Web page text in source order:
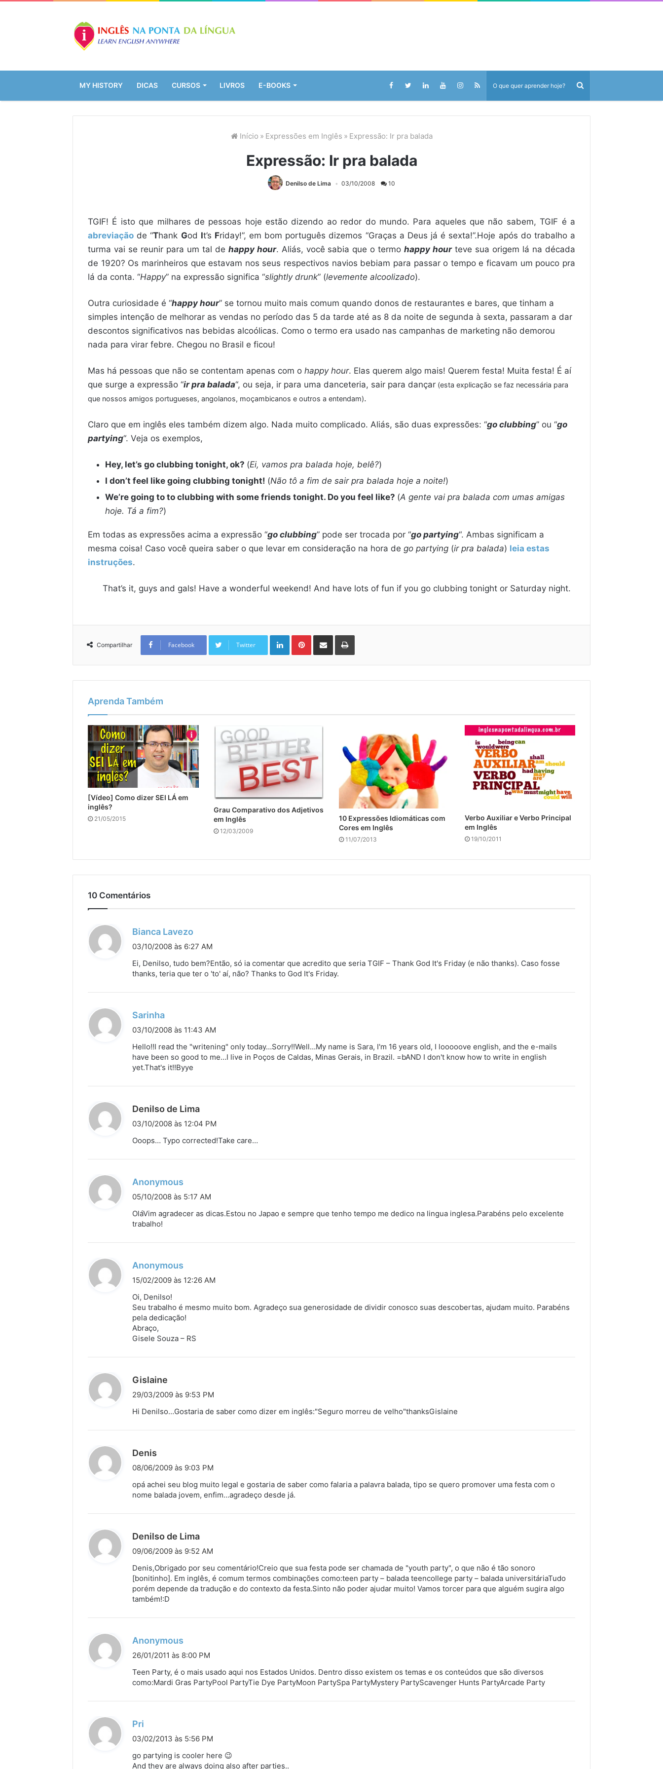
MY HISTORY DICAS CURSOS LIVROS E-BOOKS
Início » Expressões em Inglês » Expressão: Ir pra balada
Expressão: Ir pra balada
Denilso de Lima 03/10/2008 10
TGIF! É isto que milhares de pessoas hoje estão dizendo ao redor do mundo. Para aqueles que não sabem, TGIF é a
abreviação de “Thank God It’s Friday!”, em bom português dizemos “Graças a Deus já é sexta!”.Hoje após do trabalho a
turma vai se reunir para um tal de happy hour. Aliás, você sabia que o termohappy hourteve sua origem lá na década
de 1920? Os marinheiros que estavam nos seus respectivos navios bebiam para passar o tempo e ficavam um pouco pra
lá da conta. “Happy” na expressão significa “slightly drunk” (levemente alcoolizado).
Outra curiosidade é “happy hour” se tornou muito mais comum quando donos de restaurantes e bares, que tinham a
simples intenção de melhorar as vendas no período das 5 da tarde até as 8 da noite de segunda à sexta, passaram a dar
descontos significativos nas bebidas alcoólicas. Como o termo era usado nas campanhas de marketing não demorou
nada para virar febre. Chegou no Brasil e ficou!
Mas há pessoas que não se contentam apenas com o happy hour. Elas querem algo mais! Querem festa! Muita festa! É aí
que surge a expressão “ir pra balada“, ou seja, ir para uma danceteria, sair para dançar (esta explicação se faz necessária para
que nossos amigos portugueses, angolanos, moçambicanos e outros a entendam).
Claro que em inglês eles também dizem algo. Nada muito complicado. Aliás, são duas expressões: “go clubbing” ou “go
partying“. Veja os exemplos,
Hey, let’s go clubbing tonight, ok? (Ei, vamos pra balada hoje, belê?)
I don’t feel like going clubbing tonight! (Não tô a fim de sair pra balada hoje a noite!)
We’re going to to clubbing with some friends tonight. Do you feel like? (A gente vai pra balada com umas amigas
hoje. Tá a fim?)
Em todas as expressões acima a expressão “go clubbing” pode ser trocada por “go partying“. Ambas significam a
mesma coisa! Caso você queira saber o que levar em consideração na hora de go partying (ir pra balada) leia estas
instruções.
That’s it, guys and gals! Have a wonderful weekend! And have lots of fun if you go clubbing tonight or Saturday night.
Compartilhar Facebook Twitter
LinkedinPinterest
Compartilhar via e-mail Imprimir
Aprenda Também
[Vídeo] Como dizer SEI LÁ em
inglês?
21/05/2015
Grau Comparativo dos Adjetivos
em Inglês
12/03/2009
10 Expressões Idiomáticas com
Cores em Inglês
11/07/2013
Verbo Auxiliar e Verbo Principal
em Inglês
19/10/2011
10 Comentários
Bianca Lavezo
i
s
03/10/2008 às 6:27 AM
Ei, Denilso, tudo bem?Então, só ia comentar que acredito que seria TGIF – Thank God It's Friday (e não thanks). Caso fosse
thanks, teria que ter o 'to' aí, não? Thanks to God It's Friday.
Sarinha
i
s
e
03/10/2008 às 11:43 AM
Hello!!I read the "writening" only today…Sorry!!Well…My name is Sara, I'm 16 years old, I looooove english, and the e-mails
have been so good to me…I live in Poços de Caldas, Minas Gerais, in Brazil. =bAND I don't know how to write in english
yet.That's it!!Byye
Denilso de Lima
i
e
03/10/2008 às 12:04 PM
Ooops… Typo corrected!Take care…
Anonymous
i
05/10/2008 às 5:17 AM
OláVim agradecer as dicas.Estou no Japao e sempre que tenho tempo me dedico na lingua inglesa.Parabéns pelo excelente
trabalho!
Anonymous
i
s
e
15/02/2009 às 12:26 AM
Oi, Denilso!
Seu trabalho é mesmo muito bom. Agradeço sua generosidade de dividir conosco suas descobertas, ajudam muito. Parabéns
pela dedicação!
Abraço,
Gisele Souza – RS
Gislaine
i
e
29/03/2009 às 9:53 PM
Hi Denilso…Gostaria de saber como dizer em inglês:"Seguro morreu de velho"thanksGislaine
Denis
i
s
08/06/2009 às 9:03 PM
opá achei seu blog muito legal e gostaria de saber como falaria a palavra balada, tipo se quero promover uma festa com o
nome balada jovem, enfim…agradeço desde já.
Denilso de Lima
s
e
09/06/2009 às 9:52 AM
Denis,Obrigado por seu comentário!Creio que sua festa pode ser chamada de "youth party", o que não é tão sonoro
[bonitinho]. Em inglês, é comum termos combinações como:teen party – balada teencollege party – balada universitáriaTudo
porém depende da tradução e do contexto da festa.Sinto não poder ajudar muito! Vamos torcer para que alguém sugira algo
também!:D
Anonymous
i
s
26/01/2011 às 8:00 PM
Teen Party, é o mais usado aqui nos Estados Unidos. Dentro disso existem os temas e os conteúdos que são diversos
como:Mardi Gras PartyPool PartyTie Dye PartyMoon PartySpa PartyMystery PartyScavenger Hunts PartyArcade Party
Pri
i
s
03/02/2013 às 5:56 PM
go partying is cooler here 😉
And they are always doing also after parties..